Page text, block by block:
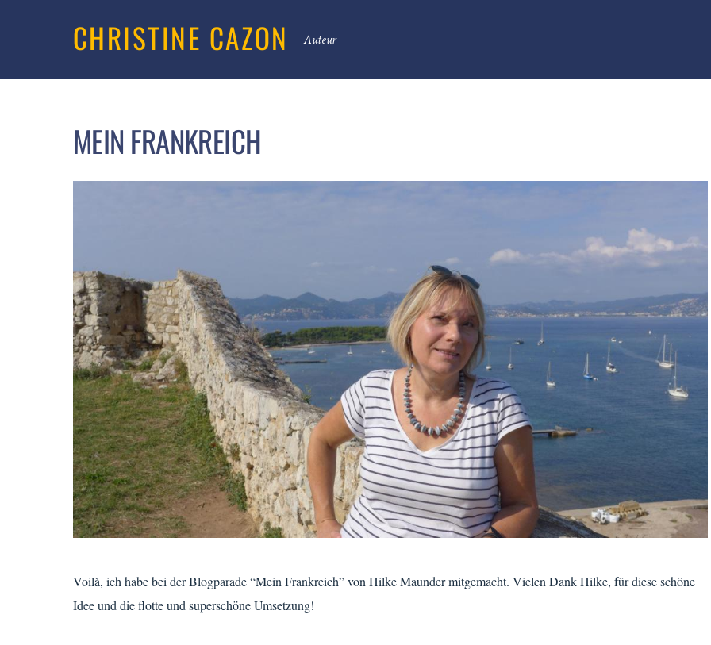
CHRISTINE CAZON Auteur
MEIN FRANKREICH
Voilà, ich habe bei der Blogparade “Mein Frankreich” von Hilke Maunder mitgemacht. Vielen Dank Hilke, für diese schöne
Idee und die flotte und superschöne Umsetzung!